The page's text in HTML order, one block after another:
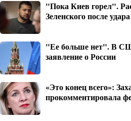
"Пока Киев горел".
Зеленского после
"Ее больше нет". В
заявление о России
«Это конец всего»:
прокомментировала